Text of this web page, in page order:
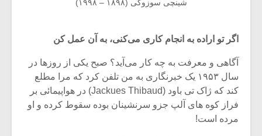
شینچی سوزوکی (۱۸۹۸ – ۱۹۹۸)
اگر تو اراده به انجام کاری می‌کنی، به آن عمل کن
آگاهی و معرفت به چه کار می‌آید؟ صبح یکی از روزها در
سال ۱۹۵۳ یک خبرنگاری به من تلفن کرد که مرا مطلع
کند که ژاک تی باود (Jackues Thibaud) در هواپیمائی بر
فراز کوه های آلپ جزو سرنشینان بوده سقوط کرده و او
مرده است!